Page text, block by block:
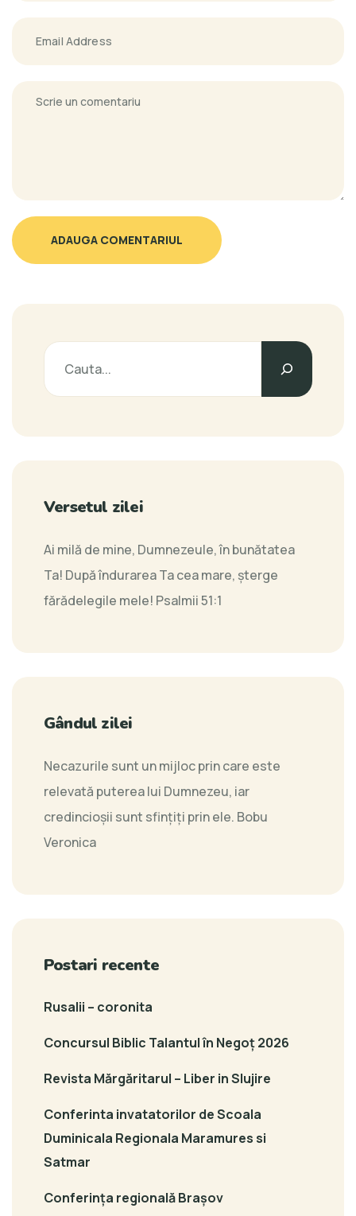
ADAUGA COMENTARIUL
Versetul zilei
Ai milă de mine, Dumnezeule, în bunătatea
Ta! După îndurarea Ta cea mare, şterge
fărădelegile mele! Psalmii 51:1
Gândul zilei
Necazurile sunt un mijloc prin care este
relevată puterea lui Dumnezeu, iar
credincioşii sunt sfințiți prin ele. Bobu
Veronica
Postari recente
Rusalii – coronita
Concursul Biblic Talantul în Negoț 2026
Revista Mărgăritarul – Liber in Slujire
Conferinta invatatorilor de Scoala
Duminicala Regionala Maramures si
Satmar
Conferința regională Brașov